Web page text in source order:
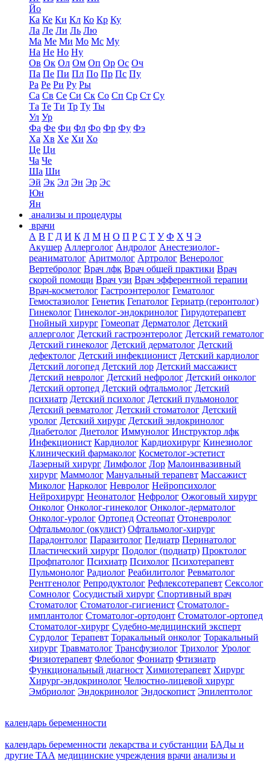
Йо
Ка Ке Ки Кл Ко Кр Ку
Ла Ле Ли Ль Лю
Ма Ме Ми Мо Мс Му
На Не Но Ну
Ов Ок Ол Ом Оп Ор Ос Оч
Па Пе Пи Пл По Пр Пс Пу
Ра Ре Ри Ру Ры
Са Св Се Си Ск Со Сп Ср Ст Су
Та Те Ти Тр Ту Ты
Ул Ур
Фа Фе Фи Фл Фо Фр Фу Фэ
Ха Хв Хе Хи Хо
Це Ци
Ча Че
Ша Ши
Эй Эк Эл Эн Эр Эс
Юн
Ян
анализы и процедуры
врачи
А В Г Д И К Л М Н О П Р С Т У Ф Х Ч Э
Акушер Аллерголог Андролог Анестезиолог-
реаниматолог Аритмолог Артролог Венеролог
Вертебролог Врач лфк Врач общей практики Врач
скорой помощи Врач узи Врач эфферентной терапии
Врач-косметолог Гастроэнтеролог Гематолог
Гемостазиолог Генетик Гепатолог Гериатр (геронтолог)
Гинеколог Гинеколог-эндокринолог Гирудотерапевт
Гнойный хирург Гомеопат Дерматолог Детский
аллерголог Детский гастроэнтеролог Детский гематолог
Детский гинеколог Детский дерматолог Детский
дефектолог Детский инфекционист Детский кардиолог
Детский логопед Детский лор Детский массажист
Детский невролог Детский нефролог Детский онколог
Детский ортопед Детский офтальмолог Детский
психиатр Детский психолог Детский пульмонолог
Детский ревматолог Детский стоматолог Детский
уролог Детский хирург Детский эндокринолог
Диабетолог Диетолог Иммунолог Инструктор лфк
Инфекционист Кардиолог Кардиохирург Кинезиолог
Клинический фармаколог Косметолог-эстетист
Лазерный хирург Лимфолог Лор Малоинвазивный
хирург Маммолог Мануальный терапевт Массажист
Миколог Нарколог Невролог Нейропсихолог
Нейрохирург Неонатолог Нефролог Ожоговый хирург
Онколог Онколог-гинеколог Онколог-дерматолог
Онколог-уролог Ортопед Остеопат Отоневролог
Офтальмолог (окулист) Офтальмолог-хирург
Парадонтолог Паразитолог Педиатр Перинатолог
Пластический хирург Подолог (подиатр) Проктолог
Профпатолог Психиатр Психолог Психотерапевт
Пульмонолог Радиолог Реабилитолог Ревматолог
Рентгенолог Репродуктолог Рефлексотерапевт Сексолог
Сомнолог Сосудистый хирург Спортивный врач
Стоматолог Стоматолог-гигиенист Стоматолог-
имплантолог Стоматолог-ортодонт Стоматолог-ортопед
Стоматолог-хирург Судебно-медицинский эксперт
Сурдолог Терапевт Торакальный онколог Торакальный
хирург Травматолог Трансфузиолог Трихолог Уролог
Физиотерапевт Флеболог Фониатр Фтизиатр
Функциональный диагност Химиотерапевт Хирург
Хирург-эндокринолог Челюстно-лицевой хирург
Эмбриолог Эндокринолог Эндоскопист Эпилептолог
календарь беременности
календарь беременности лекарства и субстанции БАДы и
другие ТАА медицинские учреждения врачи анализы и